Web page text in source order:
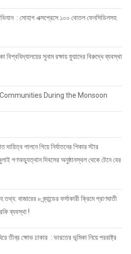
: সোহাগ এক্সপ্রেসে ১০০ বোতল ফেনসিডিলসহ
বিশ্ববিদ্যালয়ের সুনাম রক্ষায় ফুয়াদের বিরুদ্ধে ব্যবস্থা
During the Monsoon
দায়িত্ব পালনে গিয়ে নির্যাতনের শিকার স্টার
গণঅভ্যুত্থান দিবসের অনুষ্ঠানস্থল থেকে টেনে বের
বাজারের ৮ ব্র্যান্ডের ফর্সাকারী ক্রিমে প্রাণঘাতী
ব্যবস্থা !
তীব্র ক্ষোভ ঢাকার : ভারতের ভূমিকা নিয়ে পররাষ্ট্র